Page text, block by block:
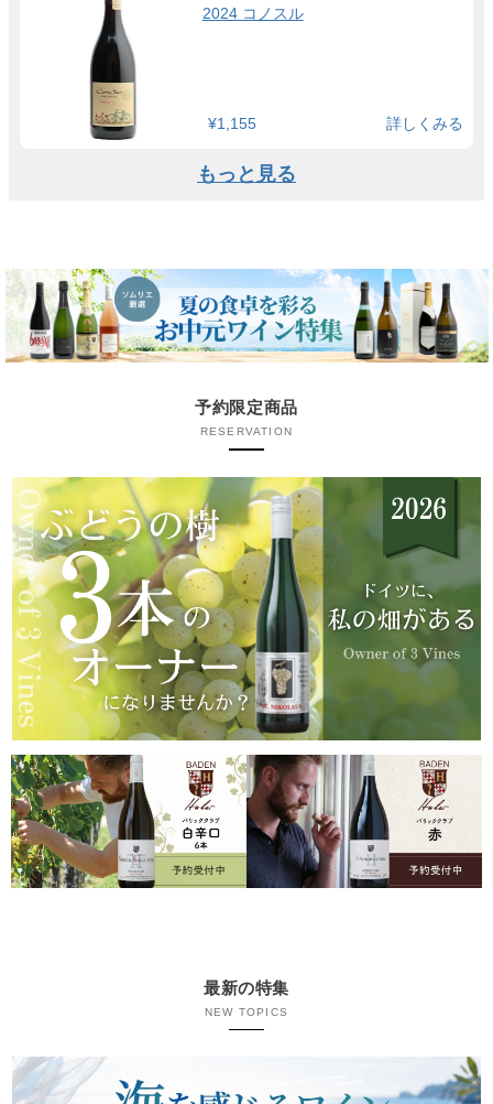
2024 コノスル
¥1,155 詳しくみる
もっと見る
予約限定商品
RESERVATION
最新の特集
NEW TOPICS